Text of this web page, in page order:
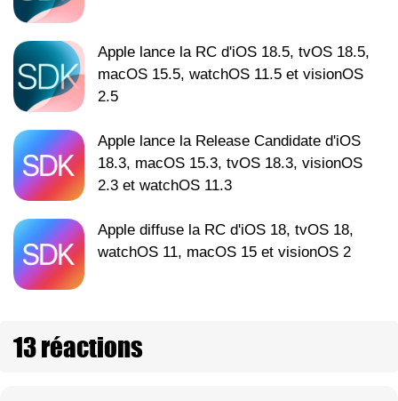
Apple lance la RC d'iOS 18.5, tvOS 18.5,
macOS 15.5, watchOS 11.5 et visionOS
2.5
Apple lance la Release Candidate d'iOS
18.3, macOS 15.3, tvOS 18.3, visionOS
2.3 et watchOS 11.3
Apple diffuse la RC d'iOS 18, tvOS 18,
watchOS 11, macOS 15 et visionOS 2
13 réactions